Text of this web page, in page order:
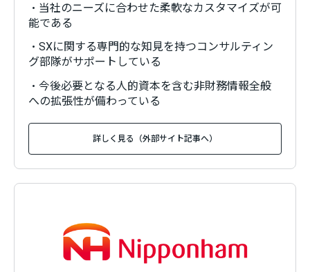
・当社のニーズに合わせた柔軟なカスタマイズが可
能である
・SXに関する専門的な知見を持つコンサルティン
グ部隊がサポートしている
・今後必要となる人的資本を含む非財務情報全般
への拡張性が備わっている
詳しく見る（外部サイト記事へ）